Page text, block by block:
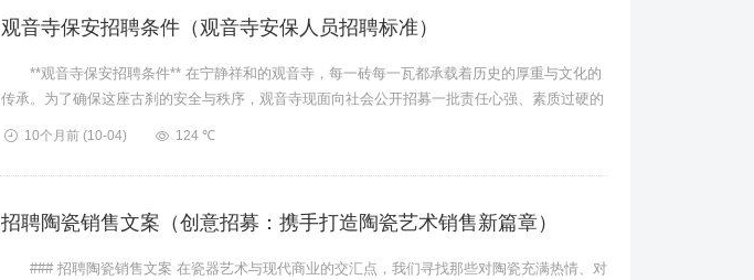
观音寺保安招聘条件（观音寺安保人员招聘标准）
**观音寺保安招聘条件** 在宁静祥和的观音寺，每一砖每一瓦都承载着历史的厚重与文化的
传承。为了确保这座古刹的安全与秩序，观音寺现面向社会公开招募一批责任心强、素质过硬的
10个月前 (10-04) 124 ℃
招聘陶瓷销售文案（创意招募：携手打造陶瓷艺术销售新篇章）
### 招聘陶瓷销售文案 在瓷器艺术与现代商业的交汇点，我们寻找那些对陶瓷充满热情、对